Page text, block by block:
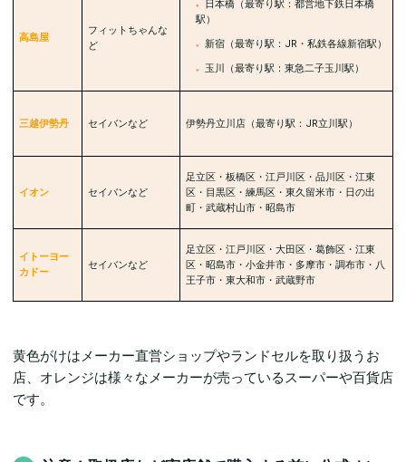
高島屋
フィットちゃんな
ど
日本橋（最寄り駅：都営地下鉄日本橋
駅）
新宿（最寄り駅：JR・私鉄各線新宿駅）
玉川（最寄り駅：東急二子玉川駅）
三越伊勢丹 セイバンなど 伊勢丹立川店（最寄り駅：JR立川駅）
イオン セイバンなど
足立区・板橋区・江戸川区・品川区・江東
区・目黒区・練馬区・東久留米市・日の出
町・武蔵村山市・昭島市
イトーヨー
カドー
セイバンなど
足立区・江戸川区・大田区・葛飾区・江東
区・昭島市・小金井市・多摩市・調布市・八
王子市・東大和市・武蔵野市
黄色がけはメーカー直営ショップやランドセルを取り扱うお
店、オレンジは様々なメーカーが売っているスーパーや百貨店
です。